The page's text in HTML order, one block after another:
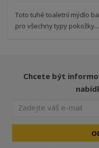
Toto tuhé toaletní mýdlo
pro všechny typy
Chcete být